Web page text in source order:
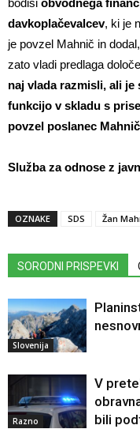
davkoplačevalcev, ki je
je povzel Mahnič in
zato vladi predlaga
naj vlada razmisli, ali
funkcijo v skladu s
povzel poslanec
Služba za odnose z
OZNAKE SDS Žan
SORODNI PRISPEVKI
Slovenija
Razno
V
bili